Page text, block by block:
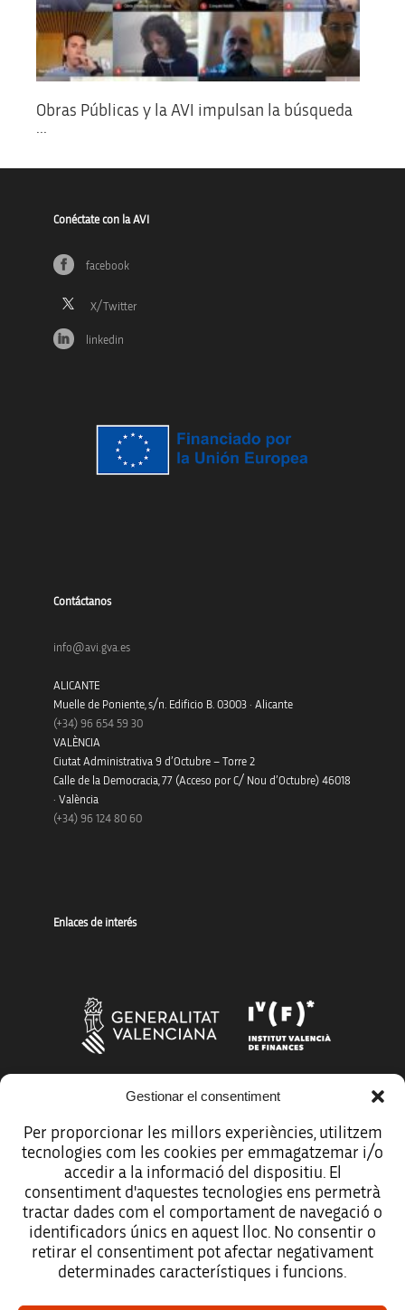
Gestionar el consentiment
Per proporcionar les millors experiències, utilitzem
tecnologies com les cookies per emmagatzemar i/o
accedir a la informació del dispositiu. El
consentiment d'aquestes tecnologies ens permetrà
tractar dades com el comportament de navegació o
identificadors únics en aquest lloc. No consentir o
retirar el consentiment pot afectar negativament
determinades característiques i funcions.
Obras Públicas y la AVI impulsan la búsqueda
...
Conéctate con la AVI
facebook
linkedin
Contáctanos
info@avi.gva.es
ALICANTE
Muelle de Poniente, s/n. Edificio B. 03003 · Alicante
(+34) 96 654 59 30
VALÈNCIA
Ciutat Administrativa 9 d’Octubre – Torre 2
Calle de la Democracia, 77 (Acceso por C/ Nou d’Octubre) 46018
· València
(+34) 96 124 80 60
Enlaces de interés
Avíso legal
Política de protección de datos
Registro de actividades de tratamiento